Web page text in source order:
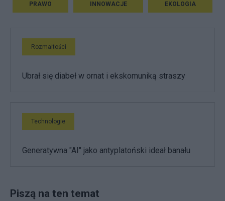
PRAWO INNOWACJE EKOLOGIA
Rozmaitości
Ubrał się diabeł w ornat i ekskomuniką straszy
Technologie
Generatywna "AI" jako antyplatoński ideał banału
Piszą na ten temat